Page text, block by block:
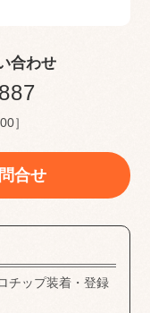
合わせ
］
合せ
チップ装着・登録